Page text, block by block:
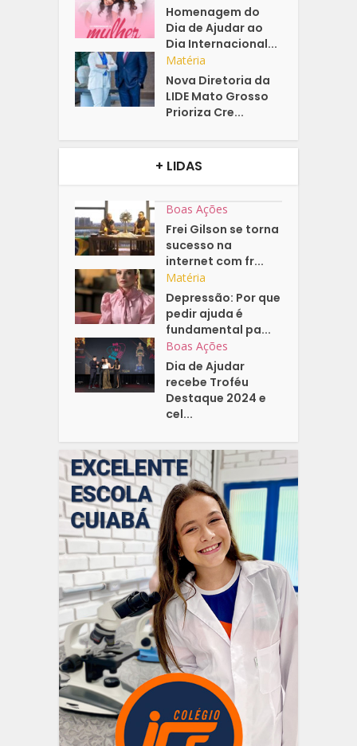
Homenagem do
Dia de Ajudar ao
Dia Internacional...
Matéria
Nova Diretoria da
LIDE Mato Grosso
Prioriza Cre...
+ LIDAS
Boas Ações
Frei Gilson se torna
sucesso na
internet com fr...
Matéria
Depressão: Por que
pedir ajuda é
fundamental pa...
Boas Ações
Dia de Ajudar
recebe Troféu
Destaque 2024 e
cel...